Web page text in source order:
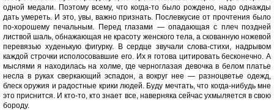
одной медали. Поэтому всему, что когда-то было рождено, надо однажды
дать умереть. И это, увы, важно признать. Послевкусие от прочтения было
по-хорошему печальным. Перед глазами — опадающая с плеч поздней
листвой шаль, обнажающая не красоту женского тела, а скованную ножевой
перевязью худенькую фигурку. В сердце звучали слова-стихи, надрывом
каждой строчки исполосовавшие его. Их я готова цитировать бесконечно. А
мыслями я находилась на холме, где черноглазая девочка в белом платье
несла в руках сверкающий эспадон, а вокруг нее — разноцветье одежд,
блеск оружия и радостные крики людей. Буду мечтать, что когда-нибудь мне
это приснится. И кто-то, кто знает все, наверняка сейчас ухмыляется в свою
бороду.